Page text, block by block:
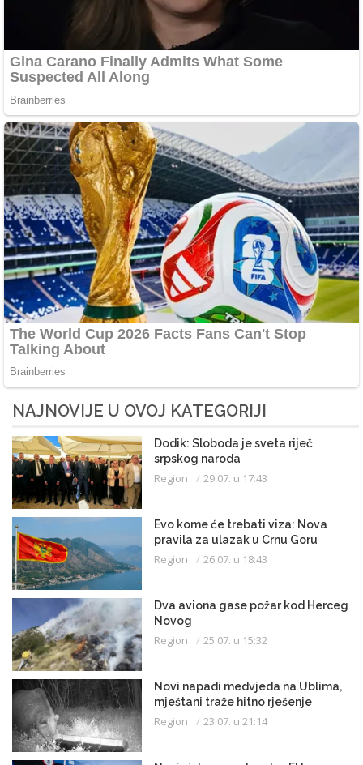
NAJNOVIJE U OVOJ KATEGORIJI
Dodik: Sloboda je sveta riječ
srpskog naroda
Region 29.07. u 17:43
Evo kome će trebati viza: Nova
pravila za ulazak u Crnu Goru
Region 26.07. u 18:43
Dva aviona gase požar kod Herceg
Novog
Region 25.07. u 15:32
Novi napadi medvjeda na Ublima,
mještani traže hitno rješenje
Region 23.07. u 21:14